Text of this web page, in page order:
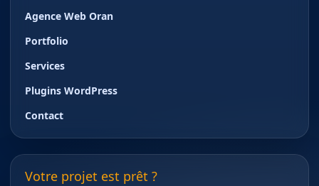
Agence Web Oran
Portfolio
Services
Plugins WordPress
Contact
Votre projet est prêt ?